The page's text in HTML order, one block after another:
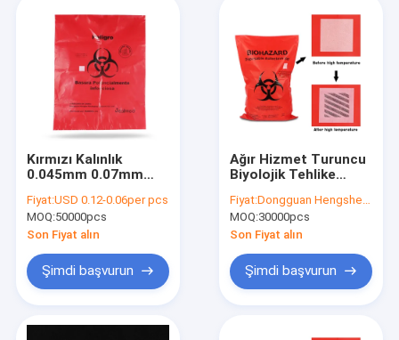
Kırmızı Kalınlık
0.045mm 0.07mm
Çöp Torbaları ASTM
Standartları
Fiyat:USD 0.12-0.06per pcs
MOQ:50000pcs
Son Fiyat alın
Şimdi başvurun
Ağır Hizmet Turuncu
Biyolojik Tehlike
Çöp Kutusu Astarı
Fiyat:Dongguan Hengsheng Polybag
MOQ:30000pcs
Son Fiyat alın
Şimdi başvurun